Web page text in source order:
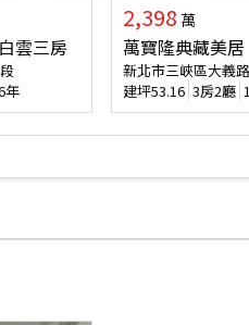
雲三房
年
2,398 萬
萬寶隆典藏美居
新北市三峽區大義路
建坪53.16 3房2廳